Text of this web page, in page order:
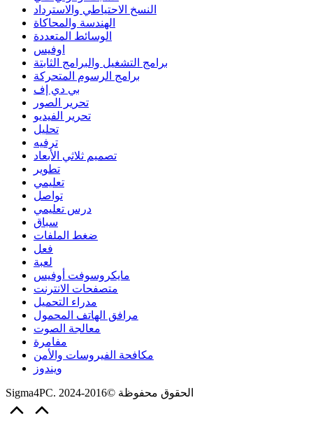
النسخ الاحتياطي والاسترداد
الهندسة والمحاكاة
الوسائط المتعددة
اوفيس
برامج التشغيل والبرامج الثابتة
برامج الرسوم المتحركة
بي دي إف
تحرير الصور
تحرير الفيديو
تحليل
ترفيه
تصميم ثلاثي الأبعاد
تطوير
تعليمي
تواصل
درس تعليمي
سباق
ضغط الملفات
فعل
لعبة
مايكروسوفت أوفيس
متصفحات الانترنت
مدراء التحميل
مرافق الهاتف المحمول
معالجة الصوت
مفامرة
مكافحة الفيروسات والأمن
ويندوز
Sigma4PC. الحقوق محفوظة ©2016-2024